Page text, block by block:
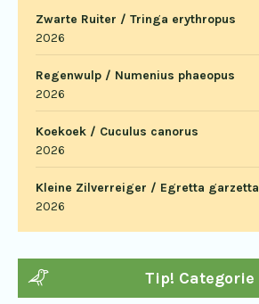
Zwarte Ruiter / Tringa erythropus
2026
Regenwulp / Numenius phaeopus
2026
Koekoek / Cuculus canorus
2026
Kleine Zilverreiger / Egretta garzetta
2026
Tip! Categorie